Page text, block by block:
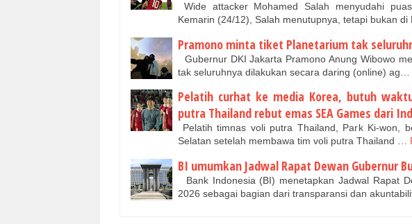
Wide attacker Mohamed Salah menyudahi
Kemarin (24/12), Salah menutupnya, tetapi bukan di
Pramono minta tiket Planetarium tak
Gubernur DKI Jakarta Pramono Anung Wibowo
tak seluruhnya dilakukan secara daring (online) ag…
Pelatih curhat ke media Korea, butuh
putra Thailand rebut emas SEA Games dari
Pelatih timnas voli putra Thailand, Park Ki-won,
Selatan setelah membawa tim voli putra Thailand …
BI umumkan Jadwal Rapat Dewan Gubernur
Bank Indonesia (BI) menetapkan Jadwal Rapat
2026 sebagai bagian dari transparansi dan